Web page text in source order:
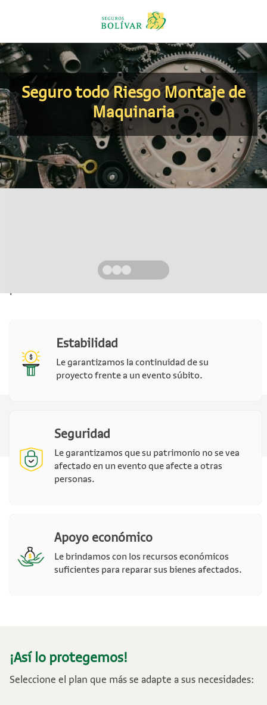
Seguro todo Riesgo Montaje de
Maquinaria
durante su instalación y montaje, desde que llegan las
partes al lugar de instalación hasta los periodos de
Estabilidad
Le garantizamos la continuidad de su
proyecto frente a un evento súbito.
Seguridad
Le garantizamos que su patrimonio no se vea
afectado en un evento que afecte a otras
personas.
Apoyo económico
Le brindamos con los recursos económicos
suficientes para reparar sus bienes afectados.
¡Así lo protegemos!
Seleccione el plan que más se adapte a sus necesidades: